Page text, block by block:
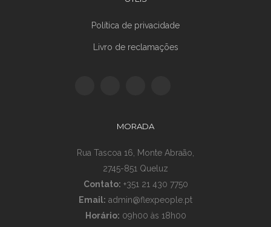
Política de privacidade
Livro de reclamações
MORADA
Rua Tascoa 16, Monte Abraão,
2745-851 Queluz
Contato: +351 21 430 7750
Email: admin@flexpeople.pt
Horário: 09h00 às 18h00